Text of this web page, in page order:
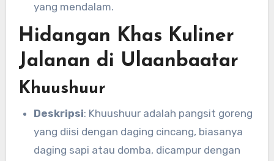
yang mendalam.
Hidangan Khas Kuliner
Jalanan di Ulaanbaatar
Khuushuur
Deskripsi: Khuushuur adalah pangsit goreng
yang diisi dengan daging cincang, biasanya
daging sapi atau domba, dicampur dengan